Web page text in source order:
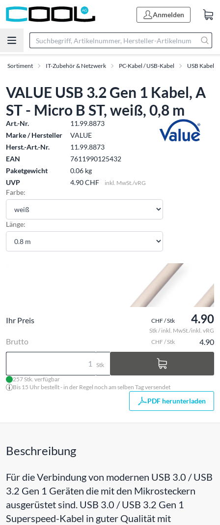
Anmelden
Sortiment IT-Zubehör & Netzwerk PC-Kabel / USB-Kabel USB Kabel
VALUE USB 3.2 Gen 1 Kabel, A
ST - Micro B ST, weiß, 0,8 m
Art.-Nr.
11.99.8873
Marke / Hersteller
VALUE
Herst.-Art.-Nr.
11.99.8873
EAN
7611990125432
Paketgewicht
0.06 kg
UVP
4.90 CHF inkl. MwSt./vRG
Farbe:
Länge:
Ihr Preis CHF / Stk 4.90
Stk / inkl. MwSt./inkl. vRG
Brutto CHF / Stk 4.90
Stk
257 Stk. verfügbar
Bis 15 Uhr bestellt - in der Regel noch am selben Tag versendet
PDF herunterladen
Beschreibung
Für die Verbindung von modernen USB 3.0 / USB
3.2 Gen 1 Geräten die mit den Mikrosteckern
ausgerüstet sind. USB 3.0 / USB 3.2 Gen 1
Superspeed-Kabel in guter Qualität mit